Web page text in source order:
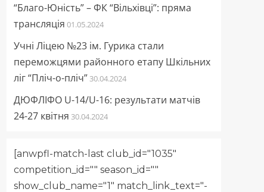
“Благо-Юність” – ФК “Вільхівці”: пряма
трансляція 01.05.2024
Учні Ліцею №23 ім. Гурика стали
переможцями районного етапу Шкільних
ліг “Пліч-о-пліч” 30.04.2024
ДЮФЛІФО U-14/U-16: результати матчів
24-27 квітня 30.04.2024
[anwpfl-match-last club_id="1035"
competition_id="" season_id=""
show_club_name="1" match_link_text="-